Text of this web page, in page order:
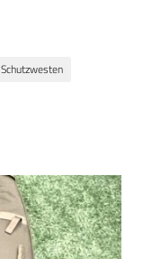
Schutzwesten